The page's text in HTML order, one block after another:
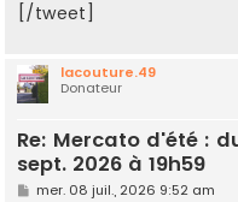
[/tweet]
lacouture.49
Donateur
Re: Mercato d'été :
sept. 2026 à 19h59
M
mer. 08 juil., 2026 9:52 am